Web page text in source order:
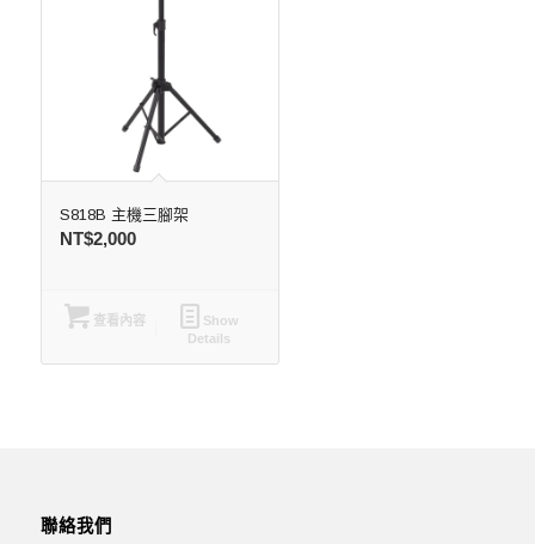
S818B 主機三腳架
NT$2,000
查看內容
Show
Details
聯絡我們